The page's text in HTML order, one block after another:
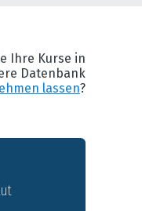
Ihre Kurse in
Datenbank
lassen?